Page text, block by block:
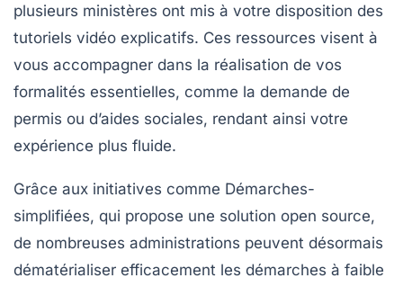
plusieurs ministères ont mis à votre disposition des
tutoriels vidéo explicatifs. Ces ressources visent à
vous accompagner dans la réalisation de vos
formalités essentielles, comme la demande de
permis ou d’aides sociales, rendant ainsi votre
expérience plus fluide.
Grâce aux initiatives comme Démarches-
simplifiées, qui propose une solution open source,
de nombreuses administrations peuvent désormais
dématérialiser efficacement les démarches à faible